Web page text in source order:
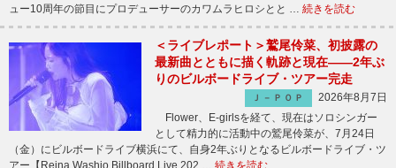
ュー10周年の節目にプロデューサーのカワムラヒロシとと … 続きを読む
＜ライブレポート＞鷲尾伶菜、初披露の
最新曲とともに描く軌跡と現在――2年ぶ
りのビルボードライブ・ツアー完走
Ｊ－ＰＯＰ
2026年8月7日
Flower、E-girlsを経て、現在はソロシンガー
として精力的に活動中の鷲尾伶菜が、7月24日
（金）にビルボードライブ横浜にて、自身2年ぶりとなるビルボードライブ・ツ
アー【Reina Washio Billboard Live 202 … 続きを読む